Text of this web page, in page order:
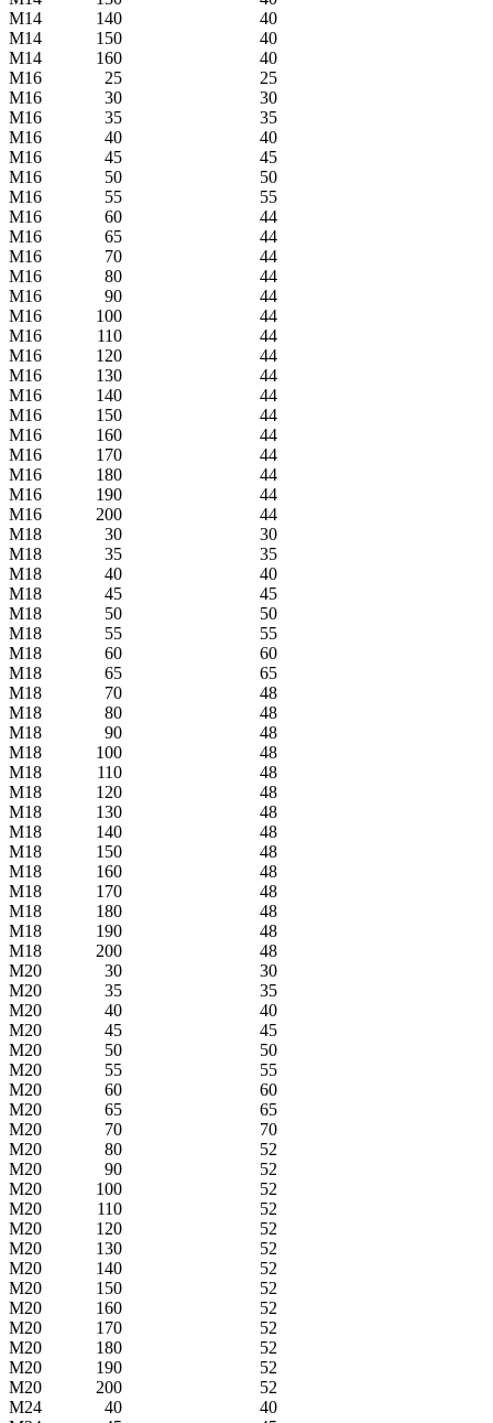
М14
140
40
М14
150
40
М14
160
40
M16
25
25
M16
30
30
M16
35
35
M16
40
40
M16
45
45
M16
50
50
M16
55
55
M16
60
44
M16
65
44
M16
70
44
M16
80
44
M16
90
44
M16
100
44
M16
110
44
M16
120
44
M16
130
44
M16
140
44
M16
150
44
M16
160
44
M16
170
44
M16
180
44
M16
190
44
M16
200
44
M18
30
30
M18
35
35
M18
40
40
M18
45
45
M18
50
50
M18
55
55
M18
60
60
M18
65
65
M18
70
48
M18
80
48
M18
90
48
M18
100
48
M18
110
48
M18
120
48
M18
130
48
M18
140
48
M18
150
48
M18
160
48
M18
170
48
M18
180
48
M18
190
48
M18
200
48
M20
30
30
M20
35
35
M20
40
40
M20
45
45
M20
50
50
M20
55
55
M20
60
60
M20
65
65
M20
70
70
M20
80
52
M20
90
52
M20
100
52
M20
110
52
M20
120
52
M20
130
52
M20
140
52
M20
150
52
M20
160
52
M20
170
52
M20
180
52
M20
190
52
M20
200
52
M24
40
40